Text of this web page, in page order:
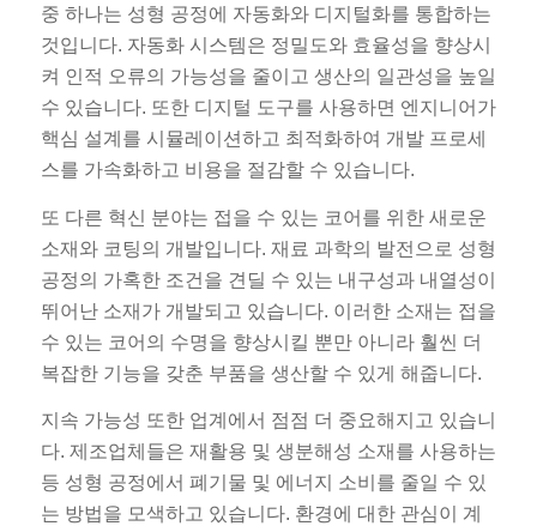
중 하나는 성형 공정에 자동화와 디지털화를 통합하는
것입니다. 자동화 시스템은 정밀도와 효율성을 향상시
켜 인적 오류의 가능성을 줄이고 생산의 일관성을 높일
수 있습니다. 또한 디지털 도구를 사용하면 엔지니어가
핵심 설계를 시뮬레이션하고 최적화하여 개발 프로세
스를 가속화하고 비용을 절감할 수 있습니다.
또 다른 혁신 분야는 접을 수 있는 코어를 위한 새로운
소재와 코팅의 개발입니다. 재료 과학의 발전으로 성형
공정의 가혹한 조건을 견딜 수 있는 내구성과 내열성이
뛰어난 소재가 개발되고 있습니다. 이러한 소재는 접을
수 있는 코어의 수명을 향상시킬 뿐만 아니라 훨씬 더
복잡한 기능을 갖춘 부품을 생산할 수 있게 해줍니다.
지속 가능성 또한 업계에서 점점 더 중요해지고 있습니
다. 제조업체들은 재활용 및 생분해성 소재를 사용하는
등 성형 공정에서 폐기물 및 에너지 소비를 줄일 수 있
는 방법을 모색하고 있습니다. 환경에 대한 관심이 계